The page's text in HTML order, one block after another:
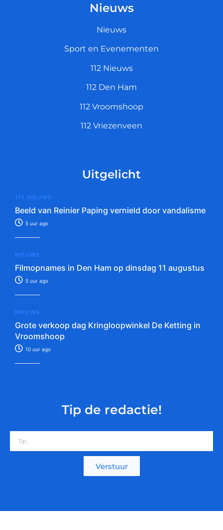
Nieuws
Nieuws
Sport en Evenementen
112 Nieuws
112 Den Ham
112 Vroomshoop
112 Vriezenveen
Uitgelicht
112 NIEUWS
Beeld van Reinier Paping vernield door vandalisme
5 uur ago
NIEUWS
Filmopnames in Den Ham op dinsdag 11 augustus
5 uur ago
NIEUWS
Grote verkoop dag Kringloopwinkel De Ketting in
Vroomshoop
10 uur ago
Tip de redactie!
Verstuur